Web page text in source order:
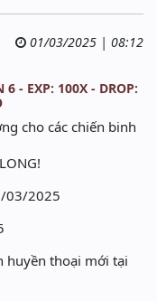
01/03/2025 | 08:12
- EXP: 100X - DROP:
cho các chiến binh
03/2025
huyền thoại mới tại